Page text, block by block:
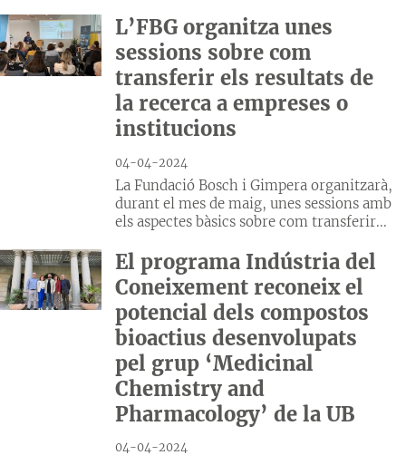
L’FBG organitza unes
sessions sobre com
transferir els resultats de
la recerca a empreses o
institucions
04-04-2024
La Fundació Bosch i Gimpera organitzarà,
durant el mes de maig, unes sessions amb
els aspectes bàsics sobre com transferir...
El programa Indústria del
Coneixement reconeix el
potencial dels compostos
bioactius desenvolupats
pel grup ‘Medicinal
Chemistry and
Pharmacology’ de la UB
04-04-2024